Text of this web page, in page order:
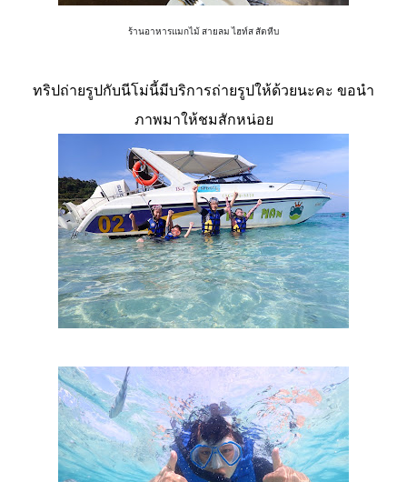
ร้านอาหารแมกไม้ สายลม ไฮท์ส สัตหีบ
ทริปถ่ายรูปกับนีโม่นี้มีบริการถ่ายรูปให้ด้วยนะคะ ขอนำ
ภาพมาให้ชมสักหน่อย